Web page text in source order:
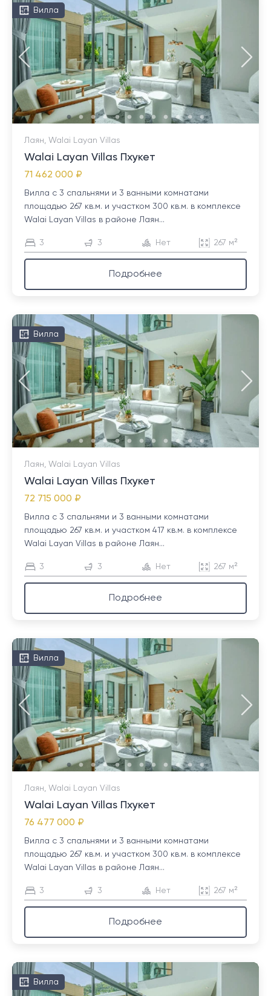
Вилла
Лаян, Walai Layan Villas
Walai Layan Villas Пхукет
71 462 000 ₽
Вилла с 3 спальнями и 3 ванными комнатами
площадью 267 кв.м. и участком 300 кв.м. в комплексе
Walai Layan Villas в районе Лаян...
3 3 Нет 267 м²
Подробнее
Вилла
Лаян, Walai Layan Villas
Walai Layan Villas Пхукет
72 715 000 ₽
Вилла с 3 спальнями и 3 ванными комнатами
площадью 267 кв.м. и участком 417 кв.м. в комплексе
Walai Layan Villas в районе Лаян...
3 3 Нет 267 м²
Подробнее
Вилла
Лаян, Walai Layan Villas
Walai Layan Villas Пхукет
76 477 000 ₽
Вилла с 3 спальнями и 3 ванными комнатами
площадью 267 кв.м. и участком 300 кв.м. в комплексе
Walai Layan Villas в районе Лаян...
3 3 Нет 267 м²
Подробнее
Вилла